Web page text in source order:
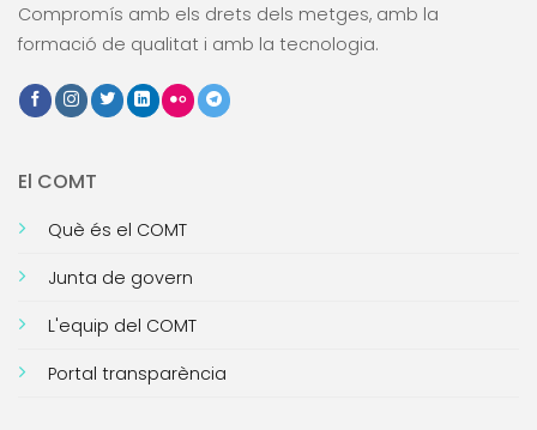
Compromís amb els drets dels metges, amb la
formació de qualitat i amb la tecnologia.
El COMT
Què és el COMT
Junta de govern
L'equip del COMT
Portal transparència